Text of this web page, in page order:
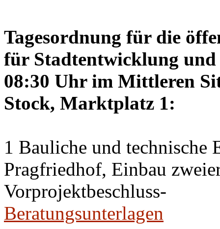
Tagesordnung für die
für Stadtentwicklung und
08:30 Uhr im Mittleren
Stock, Marktplatz 1:
1 Bauliche und technische
Pragfriedhof, Einbau
Vorprojektbeschluss-
Beratungsunterlagen